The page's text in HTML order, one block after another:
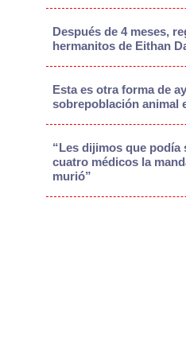
Después de 4 meses,
hermanitos de Eithan
Esta es otra forma de
sobrepoblación animal
“Les dijimos que podía
cuatro médicos la
murió”